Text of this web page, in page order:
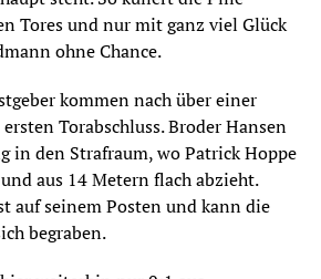
Tores und nur mit ganz viel Glück
ohne Chance.
kommen nach über einer
Torabschluss. Broder Hansen
in den Strafraum, wo Patrick Hoppe
aus 14 Metern flach abzieht.
auf seinem Posten und kann die
begraben.